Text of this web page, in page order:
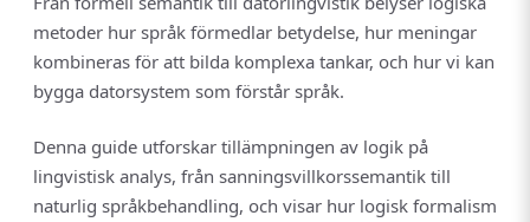
metoder hur språk förmedlar betydelse, hur meningar
kombineras för att bilda komplexa tankar, och hur vi kan
bygga datorsystem som förstår språk.
Denna guide utforskar tillämpningen av logik på
lingvistisk analys, från sanningsvillkorssemantik till
naturlig språkbehandling, och visar hur logisk formalism